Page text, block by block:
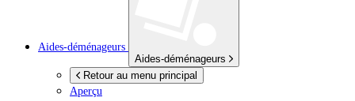
Aides-déménageurs
Aides-déménageurs
Retour au menu principal
Aperçu